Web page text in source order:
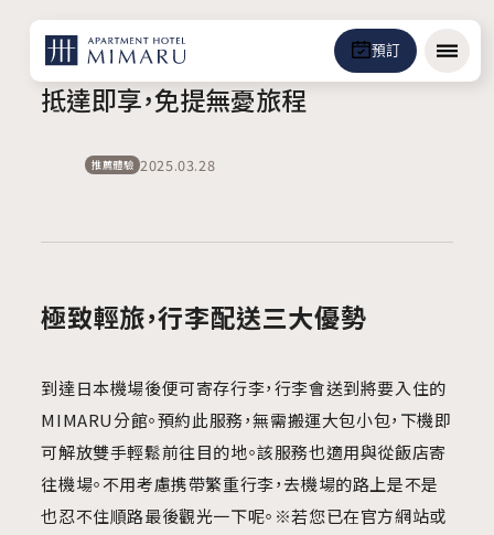
選單
預訂
抵達即享，免提無憂旅程
推薦體驗 2025.03.28
極致輕旅，行李配送三大優勢
到達日本機場後便可寄存行李，行李會送到將要入住的
MIMARU分館。預約此服務，無需搬運大包小包，下機即
可解放雙手輕鬆前往目的地。該服務也適用與從飯店寄
往機場。不用考慮携帶繁重行李，去機場的路上是不是
也忍不住順路最後觀光一下呢。※若您已在官方網站或